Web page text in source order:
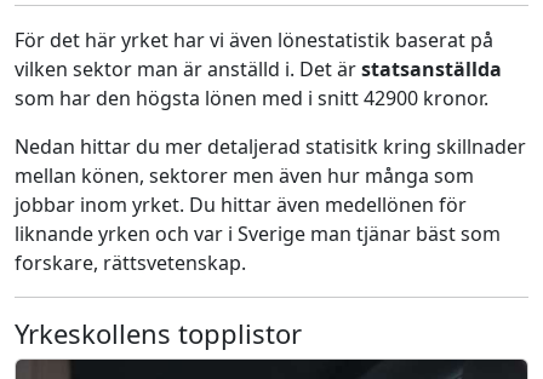
För det här yrket har vi även lönestatistik baserat på
vilken sektor man är anställd i. Det ärstatsanställda
som har den högsta lönen med i snitt 42900 kronor.
Nedan hittar du mer detaljerad statisitk kring skillnader
mellan könen, sektorer men även hur många som
jobbar inom yrket. Du hittar även medellönen för
liknande yrken och var i Sverige man tjänar bäst som
forskare, rättsvetenskap.
Yrkeskollens topplistor